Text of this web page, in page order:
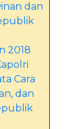
dan
2018
Cara
dan